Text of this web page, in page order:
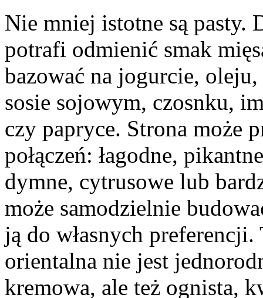
Nie mniej istotne są pasty.
potrafi odmienić smak
bazować na jogurcie,
sosie sojowym, czosnku,
czy papryce. Strona może
połączeń: łagodne,
dymne, cytrusowe lub
może samodzielnie
ją do własnych
orientalna nie jest
kremowa, ale też ognista,